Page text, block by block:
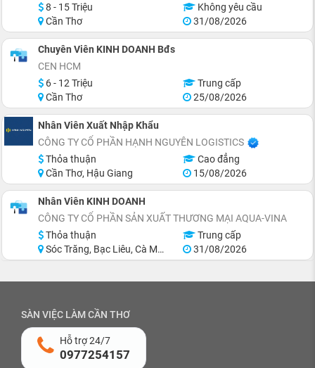
8 - 15 Triệu
Không yêu cầu
Cần Thơ
31/08/2026
Chuyên Viên KINH DOANH Bđs
CEN HCM
6 - 12 Triệu
Trung cấp
Cần Thơ
25/08/2026
Nhân Viên Xuất Nhập Khẩu
CÔNG TY CỔ PHẦN HẠNH NGUYÊN LOGISTICS
Thỏa thuận
Cao đẳng
Cần Thơ, Hậu Giang
15/08/2026
Nhân Viên KINH DOANH
CÔNG TY CỔ PHẦN SẢN XUẤT THƯƠNG MẠI AQUA-VINA
Thỏa thuận
Trung cấp
Sóc Trăng, Bạc Liêu, Cà Mau
31/08/2026
SÀN VIỆC LÀM CẦN THƠ
Hỗ trợ 24/7
0977254157